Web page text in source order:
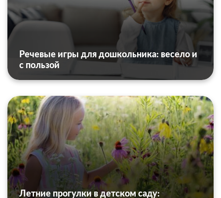
Речевые игры для дошкольника: весело и
с пользой
Летние прогулки в детском саду: